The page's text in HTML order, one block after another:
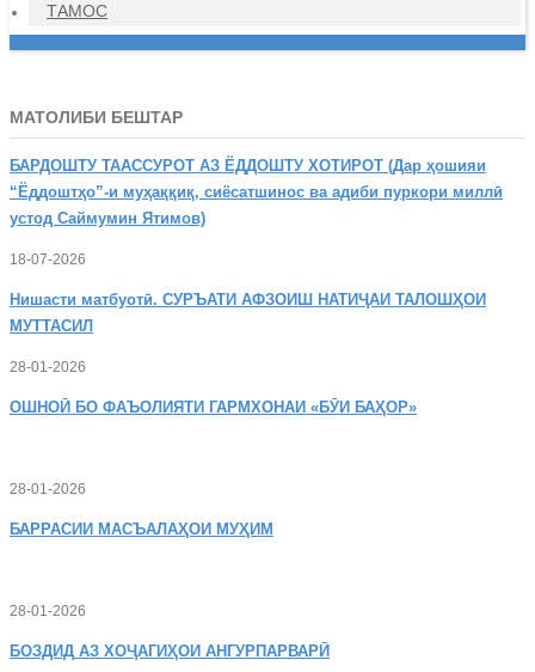
ТАМОС
МАТОЛИБИ БЕШТАР
БАРДОШТУ ТААССУРОТ АЗ ЁДДОШТУ ХОТИРОТ (Дар ҳошияи
“Ёддоштҳо”-и муҳаққиқ, сиёсатшинос ва адиби пуркори миллӣ
устод Саймумин Ятимов)
18-07-2026
Нишасти матбуотӣ. СУРЪАТИ АФЗОИШ НАТИҶАИ ТАЛОШҲОИ
МУТТАСИЛ
28-01-2026
ОШНОӢ БО ФАЪОЛИЯТИ ГАРМХОНАИ «БӮИ БАҲОР»
28-01-2026
БАРРАСИИ МАСЪАЛАҲОИ МУҲИМ
28-01-2026
БОЗДИД АЗ ХОҶАГИҲОИ АНГУРПАРВАРӢ